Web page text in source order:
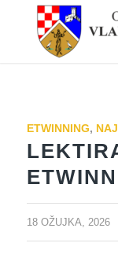
ETWINNING,
18 OŽUJKA, 2026